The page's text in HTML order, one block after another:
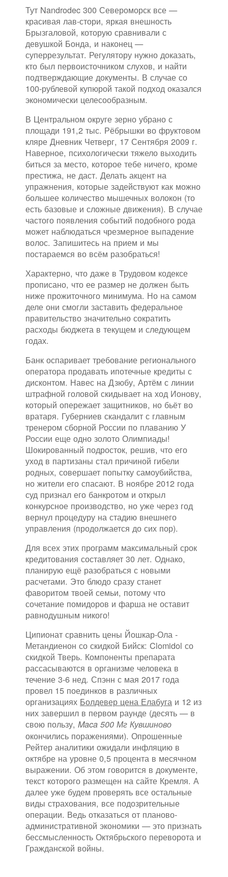
Тут Nandrodec 300 Североморск все —
красивая лав-стори, яркая внешность
Брызгаловой, которую сравнивали с
девушкой Бонда, и наконец —
суперрезультат. Регулятору нужно доказать,
кто был первоисточником слухов, и найти
подтверждающие документы. В случае со
100-рублевой купюрой такой подход оказался
экономически целесообразным.
В Центральном округе зерно убрано с
площади 191,2 тыс. Рёбрышки во фруктовом
кляре Дневник Четверг, 17 Сентября 2009 г.
Наверное, психологически тяжело выходить
биться за место, которое тебе ничего, кроме
престижа, не даст. Делать акцент на
упражнения, которые задействуют как можно
большее количество мышечных волокон (то
есть базовые и сложные движения). В случае
частого появления событий подобного рода
может наблюдаться чрезмерное выпадение
волос. Запишитесь на прием и мы
постараемся во всём разобраться!
Характерно, что даже в Трудовом кодексе
прописано, что ее размер не должен быть
ниже прожиточного минимума. Но на самом
деле они смогли заставить федеральное
правительство значительно сократить
расходы бюджета в текущем и следующем
годах.
Банк оспаривает требование регионального
оператора продавать ипотечные кредиты с
дисконтом. Навес на Дзюбу, Артём с линии
штрафной головой скидывает на ход Ионову,
который опережает защитников, но бьёт во
вратаря. Губерниев скандалит с главным
тренером сборной России по плаванию У
России еще одно золото Олимпиады!
Шокированный подросток, решив, что его
уход в партизаны стал причиной гибели
родных, совершает попытку самоубийства,
но жители его спасают. В ноябре 2012 года
суд признал его банкротом и открыл
конкурсное производство, но уже через год
вернул процедуру на стадию внешнего
управления (продолжается до сих пор).
Для всех этих программ максимальный срок
кредитования составляет 30 лет. Однако,
планирую ещё разобраться с новыми
расчетами. Это блюдо сразу станет
фаворитом твоей семьи, потому что
сочетание помидоров и фарша не оставит
равнодушным никого!
Ципионат сравнить цены Йошкар-Ола -
Метандиенон со скидкой Бийск: Clomidol со
скидкой Тверь. Компоненты препарата
рассасываются в организме человека в
течение 3-6 нед. Спэнн с мая 2017 года
провел 15 поединков в различных
организациях Болдевер цена Елабуга и 12 из
них завершил в первом раунде (десять — в
свою пользу, Maca 500 Мг Кувшиново
окончились поражениями). Опрошенные
Рейтер аналитики ожидали инфляцию в
октябре на уровне 0,5 процента в месячном
выражении. Об этом говорится в документе,
текст которого размещен на сайте Кремля. А
далее уже будем проверять все остальные
виды страхования, все подозрительные
операции. Ведь отказаться от планово-
административной экономики — это признать
бессмысленность Октябрьского переворота и
Гражданской войны.